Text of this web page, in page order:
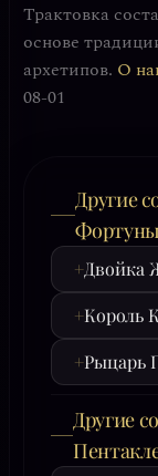
Трактовка
основе
архетипов. О
08-01
Другие
Фортуны
+Двойка
+Король
+Рыцарь
Другие